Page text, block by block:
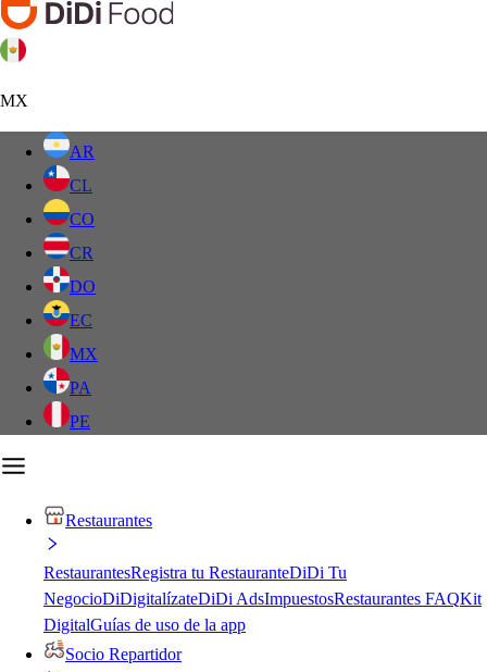
MX
AR
CL
CO
CR
DO
EC
MX
PA
PE
Restaurantes
RestaurantesRegistra tu RestauranteDiDi Tu
NegocioDiDigitalízateDiDi AdsImpuestosRestaurantes FAQKit
DigitalGuías de uso de la app
Socio Repartidor